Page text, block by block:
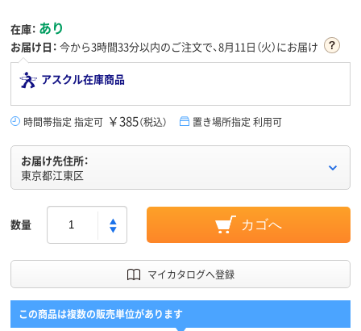
在庫： あり
お届け日： 今から3時間33分以内のご注文で、8月11日（火）にお届け
アスクル在庫商品
時間帯指定 指定可 ￥385（税込） 置き場所指定 利用可
お届け先住所：
東京都江東区
数量 カゴへ
マイカタログへ登録
この商品は複数の販売単位があります